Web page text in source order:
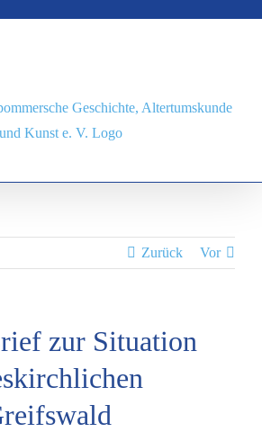
Zurück Vor
zur Situation